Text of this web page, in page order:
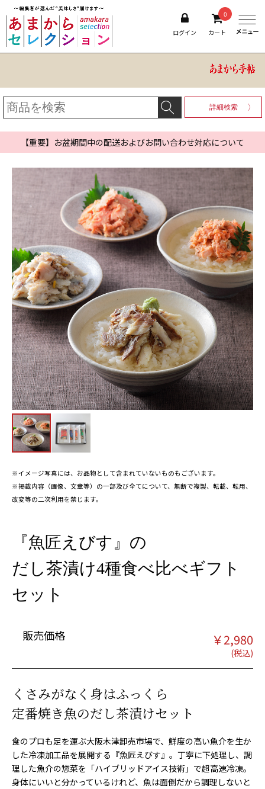
ログイン
0
カート
詳細検索
【重要】お盆期間中の配送およびお問い合わせ対応について
※イメージ写真には、お品物として含まれていないものもございます。
※掲載内容（画像、文章等）の一部及び全てについて、無断で複製、転載、転用、
改変等の二次利用を禁じます。
『魚匠えびす』の
だし茶漬け4種食べ比べギフト
セット
販売価格 ￥2,980
くさみがなく身はふっくら
定番焼き魚のだし茶漬けセット
食のプロも足を運ぶ大阪木津卸売市場で、鮮度の高い魚介を生か
した冷凍加工品を展開する『魚匠えびす』。丁寧に下処理し、調
理した魚介の惣菜を「ハイブリッドアイス技術」で超高速冷凍。
身体にいいと分かっているけれど、魚は面倒だから調理しないと